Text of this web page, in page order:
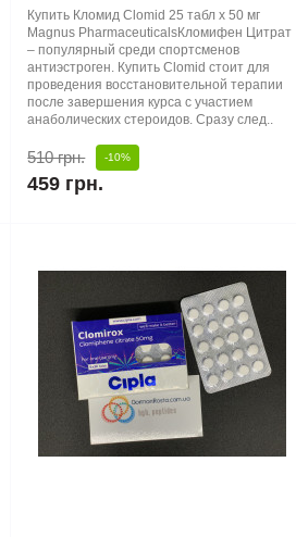
Купить Кломид Clomid 25 табл x 50 мг
Magnus PharmaceuticalsКломифен Цитрат
– популярный среди спортсменов
антиэстроген. Купить Clomid стоит для
проведения восстановительной терапии
после завершения курса с участием
анаболических стероидов. Сразу след..
510 грн. -10%
459 грн.